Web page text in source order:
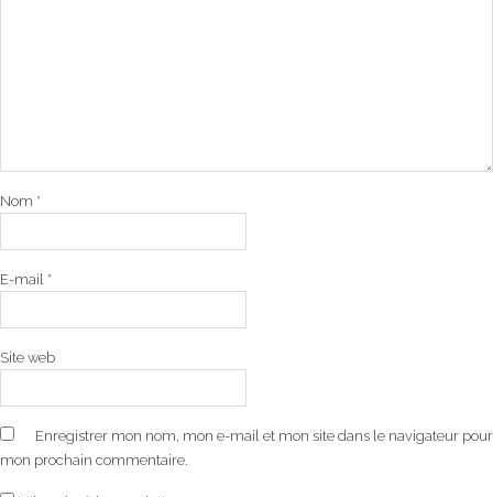
Nom *
E-mail *
Site web
Enregistrer mon nom, mon e-mail et mon site dans le navigateur pour
mon prochain commentaire.